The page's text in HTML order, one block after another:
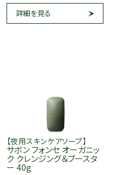
詳細を見る
【夜用スキンケアソープ】
サボン フォンセ オーガニッ
ク クレンジング＆ブースタ
ー 40g